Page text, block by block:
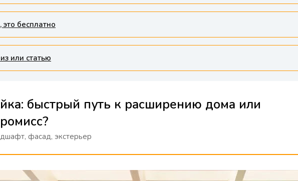
бесплатно
или статью
быстрый путь к расширению дома или
фасад, экстерьер